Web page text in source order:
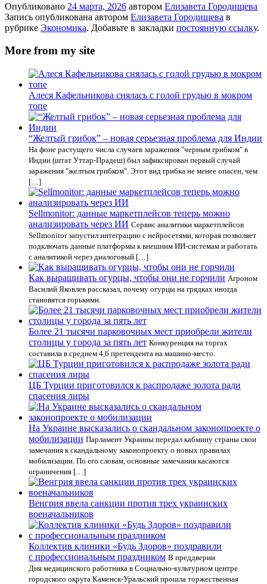
Опубликовано 24 марта, 2026 автором Елизавета Городищева
Запись опубликована автором Елизавета Городищева в
рубрике Экономика. Добавьте в закладки постоянную ссылку.
More from my site
Алеся Кафельникова снялась с голой грудью в мокром
топе
“Желтый грибок” – новая серьезная проблема для Индии
На фоне растущего числа случаев заражения "черным грибком" в
Индии (штат Уттар-Прадеш) был зафиксирован первый случай
заражения "желтым грибком". Этот вид грибка не менее опасен, чем
[…]
Sellmonitor: данные маркетплейсов теперь можно
анализировать через ИИ Сервис аналитики маркетплейсов
Sellmonitor запустил интеграцию с нейросетями, которая позволяет
подключать данные платформы к внешним ИИ-системам и работать
с аналитикой через диалоговый […]
Как выращивать огурцы, чтобы они не горчили Агроном
Василий Яковлев рассказал, почему огурцы на грядках иногда
становятся горькими.
Более 21 тысячи парковочных мест приобрели жители
столицы у города за пять лет Конкуренция на торгах
составила в среднем 4,6 претендента на машино-место.
ЦБ Турции приготовился к распродаже золота ради
спасения лиры
На Украине высказались о скандальном законопроекте о
мобилизации Парламент Украины передал кабмину страны свои
замечания к скандальному законопроекту о новых правилах
мобилизации. По его словам, основные замечания касаются
ограничения […]
Венгрия ввела санкции против трех украинских
военачальников
Коллектив клиники «Будь Здоров» поздравили
с профессиональным праздником В преддверии
Дня медицинского работника в Социально-культурном центре
городского округа Каменск-Уральский прошла торжественная